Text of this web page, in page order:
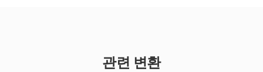
관련 변환